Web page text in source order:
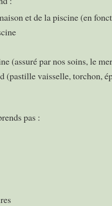
et de la piscine (en
(assuré par nos soins, le
(pastille vaisselle, torchon,
pas :